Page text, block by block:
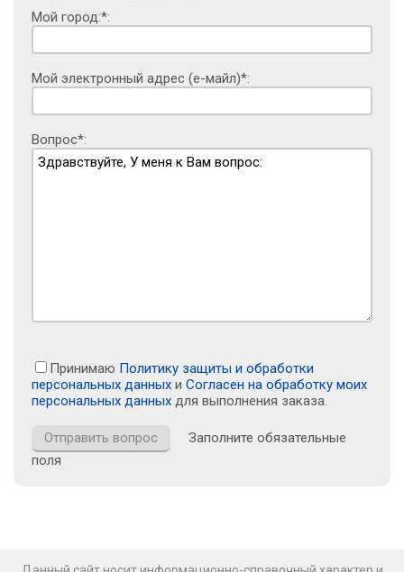
Мой город:*:
Мой электронный адрес (е-майл)*:
Вопрос*:
Принимаю Политику защиты и обработки
персональных данных и Согласен на обработку моих
персональных данных для выполнения заказа.
Заполните обязательные
поля